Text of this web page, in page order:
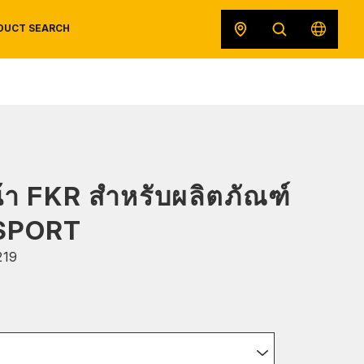
ORIGINAL EQUIPMENT
SAFETY DATA SHEETS
SEARCH
FKR สำหรับผลิตภัณฑ์